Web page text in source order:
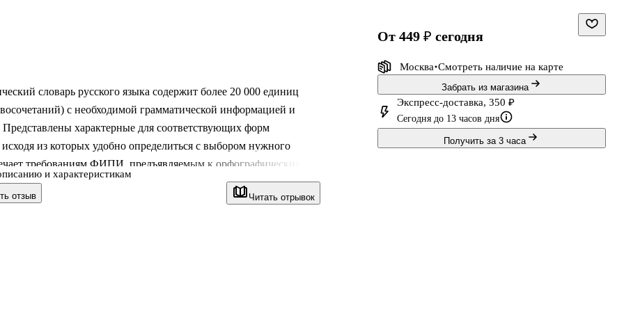
отзыв Читать отрывок
словарь русского языка содержит более 20 000 единиц
с необходимой грамматической информацией и
Представлены характерные для соответствующих форм
из которых удобно определиться с выбором нужного
требованиям ФИПИ, предъявляемым к орфографическим
использования на ОГЭ.
учтены требования нового ФГОС, утвержденного
и характеристикам
от 449 ₽ сегодня
Москва Смотреть наличие на карте
Забрать из магазина
Экспресс-доставка, 350 ₽
Сегодня до 13 часов дня
Получить за 3 часа